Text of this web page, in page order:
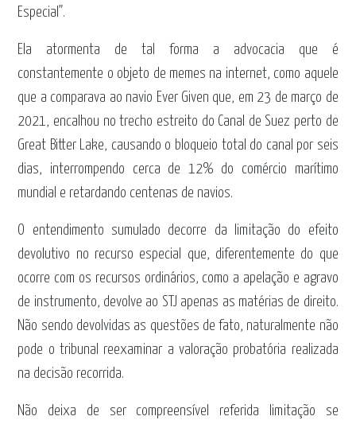
Especial”.
Ela atormenta de tal forma a advocacia que é
constantemente o objeto de memes na internet, como aquele
que a comparava ao navio Ever Given que, em 23 de março de
2021, encalhou no trecho estreito do Canal de Suez perto de
Great Bitter Lake, causando o bloqueio total do canal por seis
dias, interrompendo cerca de 12% do comércio marítimo
mundial e retardando centenas de navios.
O entendimento sumulado decorre da limitação do efeito
devolutivo no recurso especial que, diferentemente do que
ocorre com os recursos ordinários, como a apelação e agravo
de instrumento, devolve ao STJ apenas as matérias de direito.
Não sendo devolvidas as questões de fato, naturalmente não
pode o tribunal reexaminar a valoração probatória realizada
na decisão recorrida.
Não deixa de ser compreensível referida limitação se